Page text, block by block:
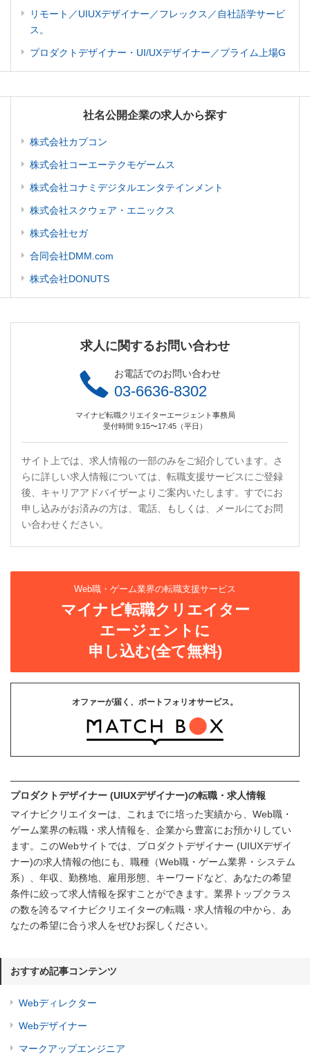
リモート／UIUXデザイナー／フレックス／自社語学サービ
ス。
プロダクトデザイナー・UI/UXデザイナー／プライム上場G
社名公開企業の求人から探す
株式会社カプコン
株式会社コーエーテクモゲームス
株式会社コナミデジタルエンタテインメント
株式会社スクウェア・エニックス
株式会社セガ
合同会社DMM.com
株式会社DONUTS
求人に関するお問い合わせ
お電話でのお問い合わせ
03-6636-8302
マイナビ転職クリエイターエージェント事務局
受付時間 9:15〜17:45（平日）
サイト上では、求人情報の一部のみをご紹介しています。さ
らに詳しい求人情報については、転職支援サービスにご登録
後、キャリアアドバイザーよりご案内いたします。すでにお
申し込みがお済みの方は、電話、もしくは、メールにてお問
い合わせください。
Web職・ゲーム業界の転職支援サービス
マイナビ転職クリエイター
エージェントに
申し込む(全て無料)
オファーが届く、ポートフォリオサービス。
プロダクトデザイナー (UIUXデザイナー)の転職・求人情報
マイナビクリエイターは、これまでに培った実績から、Web職・
ゲーム業界の転職・求人情報を、企業から豊富にお預かりしてい
ます。このWebサイトでは、プロダクトデザイナー (UIUXデザイ
ナー)の求人情報の他にも、職種（Web職・ゲーム業界・システム
系）、年収、勤務地、雇用形態、キーワードなど、あなたの希望
条件に絞って求人情報を探すことができます。業界トップクラス
の数を誇るマイナビクリエイターの転職・求人情報の中から、あ
なたの希望に合う求人をぜひお探しください。
おすすめ記事コンテンツ
Webディレクター
Webデザイナー
マークアップエンジニア